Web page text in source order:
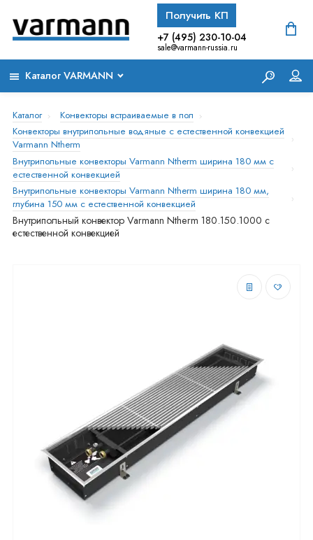
Получить КП
+7 (495) 230-10-04
sale@varmann-russia.ru
Каталог VARMANN
Каталог
Конвекторы встраиваемые в пол
Конвекторы внутрипольные водяные с естественной конвекцией
Varmann Ntherm
Внутрипольные конвекторы Varmann Ntherm ширина 180 мм с
естественной конвекцией
Внутрипольные конвекторы Varmann Ntherm ширина 180 мм,
глубина 150 мм с естественной конвекцией
Внутрипольный конвектор Varmann Ntherm 180.150.1000 с
естественной конвекцией